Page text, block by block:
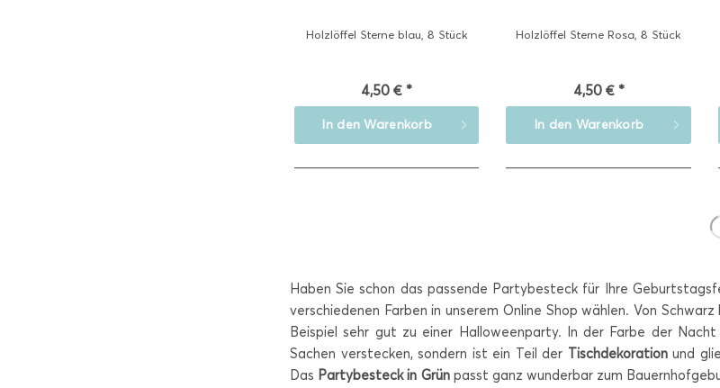
Holzlöffel Sterne blau, 8 Stück
4,50 € *
In den Warenkorb
Holzlöffel Sterne Rosa, 8 Stück
4,50 € *
In den Warenkorb
Haben Sie schon das passende Partybesteck für Ihre
verschiedenen Farben in unserem Online Shop wählen. Von
Beispiel sehr gut zu einer Halloweenparty. In der Farbe der
Sachen verstecken, sondern ist ein Teil der Tischdekorationund
Das Partybesteck in Grünpasst ganz wunderbar zum